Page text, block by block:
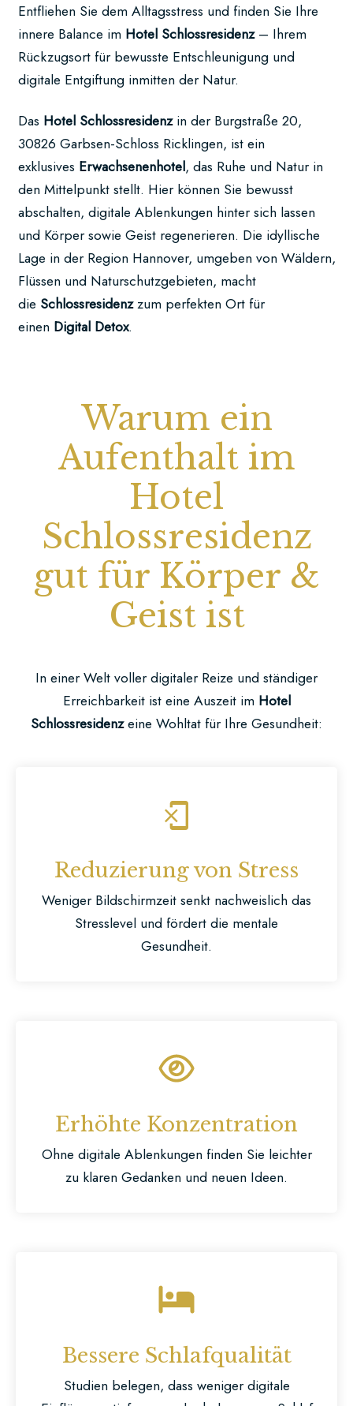
Entfliehen Sie dem Alltagsstress und finden Sie Ihre
innere Balance im Hotel Schlossresidenz– Ihrem
Rückzugsort für bewusste Entschleunigung und
digitale Entgiftung inmitten der Natur.
Das Hotel Schlossresidenzin der Burgstraße 20,
30826 Garbsen-Schloss Ricklingen, ist ein
exklusives Erwachsenenhotel, das Ruhe und Natur in
den Mittelpunkt stellt. Hier können Sie bewusst
abschalten, digitale Ablenkungen hinter sich lassen
und Körper sowie Geist regenerieren. Die idyllische
Lage in der Region Hannover, umgeben von Wäldern,
Flüssen und Naturschutzgebieten, macht
die Schlossresidenzzum perfekten Ort für
einen Digital Detox.
Warum ein
Aufenthalt im
Hotel
Schlossresidenz
gut für Körper &
Geist ist
In einer Welt voller digitaler Reize und ständiger
Erreichbarkeit ist eine Auszeit im Hotel
Schlossresidenzeine Wohltat für Ihre Gesundheit:
Reduzierung von Stress
Weniger Bildschirmzeit senkt nachweislich das
Stresslevel und fördert die mentale
Gesundheit.
Erhöhte Konzentration
Ohne digitale Ablenkungen finden Sie leichter
zu klaren Gedanken und neuen Ideen.
Bessere Schlafqualität
Studien belegen, dass weniger digitale
Sie
sich
von
unserer
Landschaft
verzaubern.
Unseren
Standort
und
einige
Eindrücke
finden
Sie
hier.